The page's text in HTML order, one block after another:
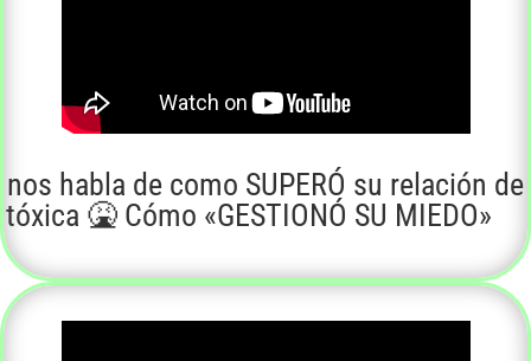
habla de como SUPERÓ su relación de
🤮 Cómo «GESTIONÓ SU MIEDO»